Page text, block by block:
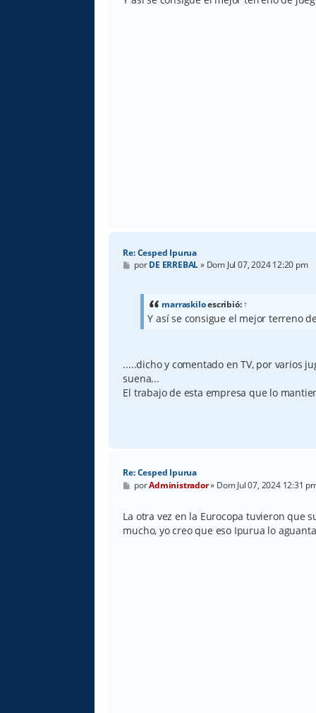
a
Re: Cesped Ipurua
M
e
porDE ERREBAL» Dom Jul 07, 2024 12:20 pm
marraskiloescribió:↑
Y así se consigue el mejor terreno
.....dicho y comentado en TV, por varios
suena...
El trabajo de esta empresa que lo
Re: Cesped Ipurua
M
e
s
a
j
porAdministrador» Dom Jul 07, 2024 12:31
La otra vez en la Eurocopa tuvieron que
mucho, yo creo que eso Ipurua lo